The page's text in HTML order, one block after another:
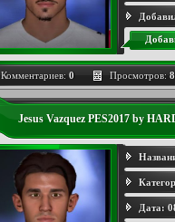
Комментариев: 0 Просмотров:
Jesus Vazquez PES2017 by
Дата: